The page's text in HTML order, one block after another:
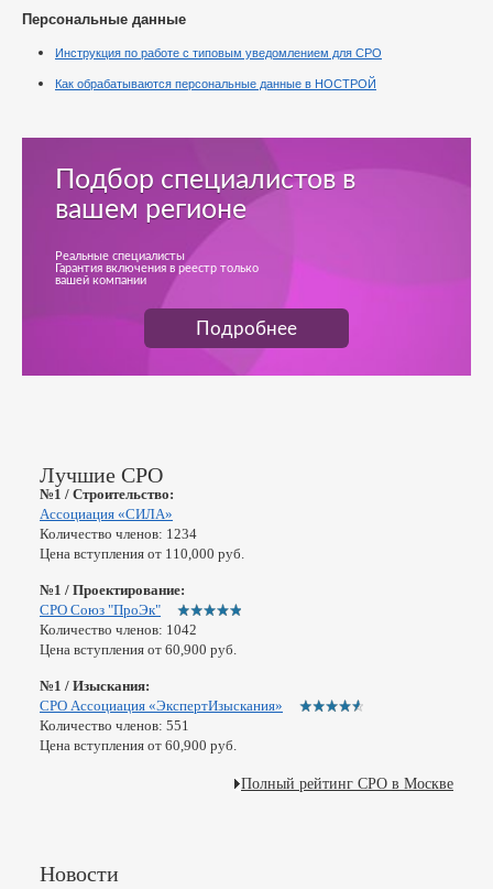
Персональные данные
Инструкция по работе с типовым уведомлением для СРО
Как обрабатываются персональные данные в НОСТРОЙ
Подбор специалистов в
вашем регионе
Реальные специалисты
Гарантия включения в реестр только
вашей компании
Подробнее
Лучшие СРО
№1 / Строительство:
Ассоциация «СИЛА»
Количество членов: 1234
Цена вступления от 110,000 руб.
№1 / Проектирование:
СРО Союз "ПроЭк"
Количество членов: 1042
Цена вступления от 60,900 руб.
№1 / Изыскания:
СРО Ассоциация «ЭкспертИзыскания»
Количество членов: 551
Цена вступления от 60,900 руб.
Полный рейтинг СРО в Москве
Новости